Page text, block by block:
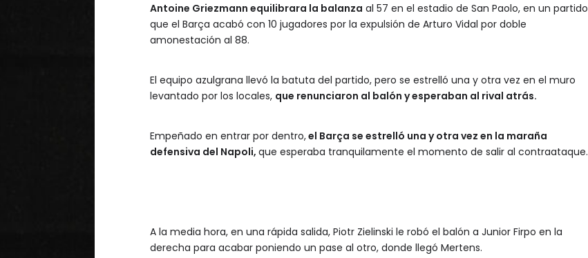
Antoine Griezmann equilibrara la balanza al 57 en el estadio de San Paolo, en un partido
que el Barça acabó con 10 jugadores por la expulsión de Arturo Vidal por doble
amonestación al 88.
El equipo azulgrana llevó la batuta del partido, pero se estrelló una y otra vez en el muro
levantado por los locales, que renunciaron al balón y esperaban al rival atrás.
Empeñado en entrar por dentro,el Barça se estrelló una y otra vez en la maraña
defensiva del Napoli, que esperaba tranquilamente el momento de salir al contraataque.
A la media hora, en una rápida salida, Piotr Zielinski le robó el balón a Junior Firpo en la
derecha para acabar poniendo un pase al otro, donde llegó Mertens.